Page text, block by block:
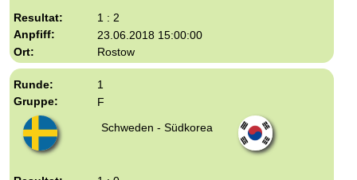
1 : 2
23.06.2018 15:00:00
Rostow
1
F
Schweden - Südkorea